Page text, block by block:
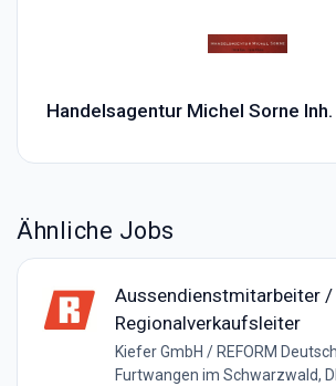
Handelsagentur Michel Sorne
Ähnliche Jobs
Aussendienstmitarbeiter /
Regionalverkaufsleiter
Kiefer GmbH / REFORM
Furtwangen im Schwarzwald,